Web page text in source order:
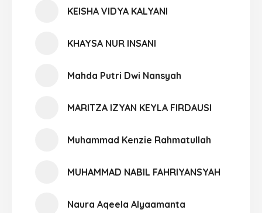
KEISHA VIDYA KALYANI
KHAYSA NUR INSANI
Mahda Putri Dwi Nansyah
MARITZA IZYAN KEYLA FIRDAUSI
Muhammad Kenzie Rahmatullah
MUHAMMAD NABIL FAHRIYANSYAH
Naura Aqeela Alyaamanta